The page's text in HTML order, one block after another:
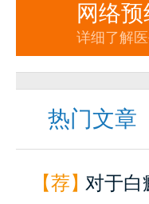
网络
详细了解
热门文章
【荐】对于白